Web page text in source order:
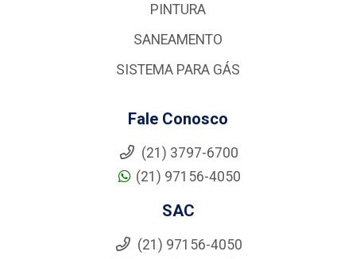
PINTURA
SANEAMENTO
SISTEMA PARA GÁS
Fale Conosco
(21) 3797-6700
(21) 97156-4050
SAC
(21) 97156-4050